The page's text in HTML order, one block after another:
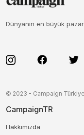
Dünyanın en büyük
© 2023 - Campaign Türkiye
CampaignTR
Hakkımızda